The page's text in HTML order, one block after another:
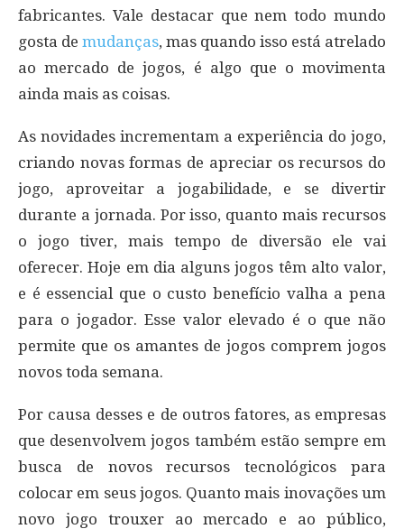
fabricantes. Vale destacar que nem todo mundo
gosta de mudanças, mas quando isso está atrelado
ao mercado de jogos, é algo que o movimenta
ainda mais as coisas.
As novidades incrementam a experiência do jogo,
criando novas formas de apreciar os recursos do
jogo, aproveitar a jogabilidade, e se divertir
durante a jornada. Por isso, quanto mais recursos
o jogo tiver, mais tempo de diversão ele vai
oferecer. Hoje em dia alguns jogos têm alto valor,
e é essencial que o custo benefício valha a pena
para o jogador. Esse valor elevado é o que não
permite que os amantes de jogos comprem jogos
novos toda semana.
Por causa desses e de outros fatores, as empresas
que desenvolvem jogos também estão sempre em
busca de novos recursos tecnológicos para
colocar em seus jogos. Quanto mais inovações um
novo jogo trouxer ao mercado e ao público,